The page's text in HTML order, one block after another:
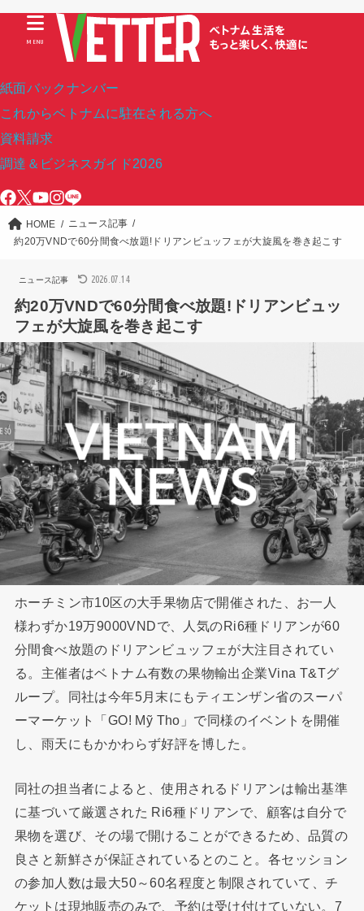
紙面バックナンバー
これからベトナムに駐在される方へ
資料請求
調達＆ビジネスガイド2026
MENU
HOME
ニュース記事
約20万VNDで60分間食べ放題!ドリアンビュッフェが大旋風を巻き起こす
ニュース記事 2026.07.14
約20万VNDで60分間食べ放題!ドリアンビュッ
フェが大旋風を巻き起こす
ホーチミン市10区の大手果物店で開催された、お一人
様わずか19万9000VNDで、人気のRi6種ドリアンが60
分間食べ放題のドリアンビュッフェが大注目されてい
る。主催者はベトナム有数の果物輸出企業Vina T&Tグ
ループ。同社は今年5月末にもティエンザン省のスーパ
ーマーケット「GO! Mỹ Tho」で同様のイベントを開催
し、雨天にもかかわらず好評を博した。
同社の担当者によると、使用されるドリアンは輸出基準
に基づいて厳選された Ri6種ドリアンで、顧客は自分で
果物を選び、その場で開けることができるため、品質の
良さと新鮮さが保証されているとのこと。各セッション
の参加人数は最大50～60名程度と制限されていて、チ
ケットは現地販売のみで、予約は受け付けていない。7